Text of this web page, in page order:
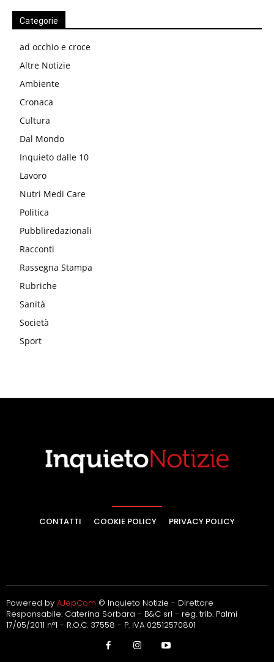
Categorie
ad occhio e croce
Altre Notizie
Ambiente
Cronaca
Cultura
Dal Mondo
Inquieto dalle 10
Lavoro
Nutri Medi Care
Politica
Pubbliredazionali
Racconti
Rassegna Stampa
Rubriche
Sanità
Società
Sport
CONTATTI COOKIE POLICY PRIVACY POLICY
Powered by AJepCom © Inquieto Notizie - Direttore
Responsabile: Caterina Sorbara - B&C srl - reg. trib. Palmi
17/05/2011 n°1 - R.O.C. 37558 - P. IVA 02512570801